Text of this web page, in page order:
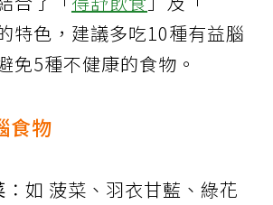
特色，建議多吃10種有益腦
免5種不健康的食物。
食物
：如 菠菜、羽衣甘藍、綠花